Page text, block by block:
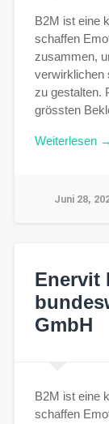
B2M ist eine
schaffen
zusammen,
verwirklichen
zu gestalten.
grössten
Weiterlesen →
Juni 28,
Enervit
GmbH
B2M ist eine
schaffen